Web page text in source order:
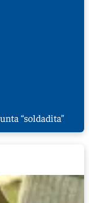
“soldadita”